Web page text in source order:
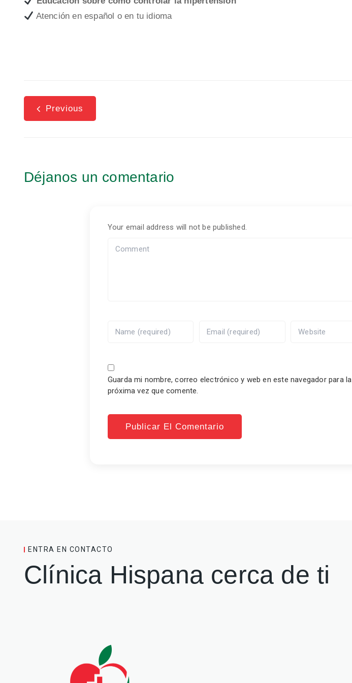
Atención en español o en tu idioma
Previous
Déjanos un comentario
Your email address will not be published.
Guarda mi nombre, correo electrónico y web en este navegador para la
próxima vez que comente.
ENTRA EN CONTACTO
Clínica Hispana cerca de ti